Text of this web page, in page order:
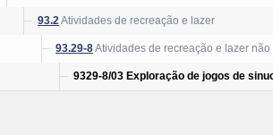
93.2Atividades de recreação e lazer
93.29-8Atividades de recreação e lazer
9329-8/03 Exploração de jogos de